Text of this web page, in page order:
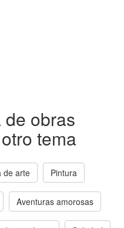
obras
tema
de arte Pintura
Aventuras amorosas